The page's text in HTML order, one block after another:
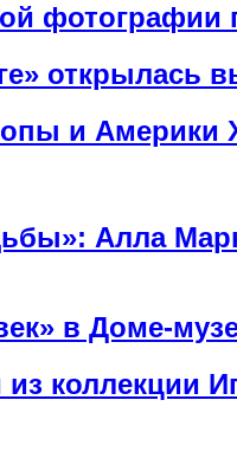
открылась
и Америки
Алла
в Доме-
коллекции